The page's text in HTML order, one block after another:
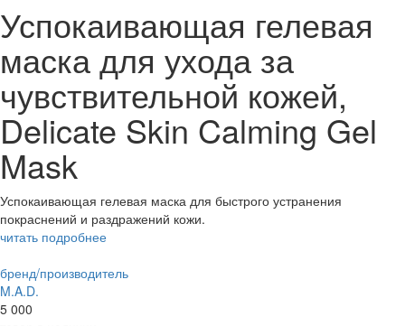
Успокаивающая гелевая
маска для ухода за
чувствительной кожей,
Delicate Skin Calming Gel
Mask
Успокаивающая гелевая маска для быстрого устранения
покраснений и раздражений кожи.
читать подробнее
бренд/производитель
M.A.D.
5 000